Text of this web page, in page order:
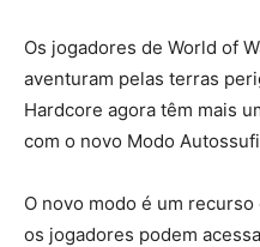
Os jogadores de World of
aventuram pelas terras
Hardcore agora têm mais
com o novo Modo
O novo modo é um
os jogadores podem